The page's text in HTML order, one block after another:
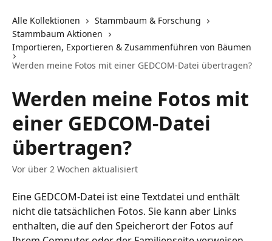
Alle Kollektionen
Stammbaum & Forschung
Stammbaum Aktionen
Importieren, Exportieren & Zusammenführen von Bäumen
Werden meine Fotos mit einer GEDCOM-Datei übertragen?
Werden meine Fotos mit
einer GEDCOM-Datei
übertragen?
Vor über 2 Wochen aktualisiert
Eine GEDCOM-Datei ist eine Textdatei und enthält
nicht die tatsächlichen Fotos. Sie kann aber Links
enthalten, die auf den Speicherort der Fotos auf